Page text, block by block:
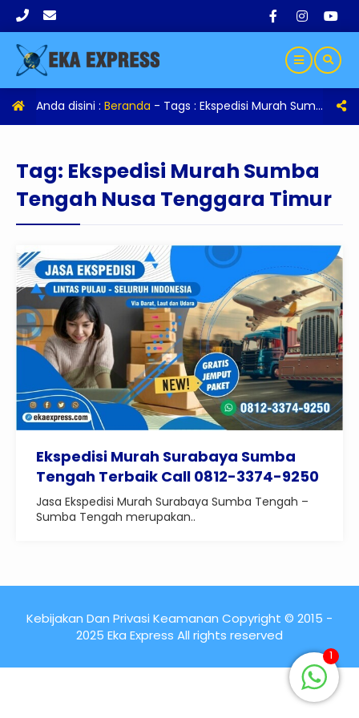
Anda disini : Beranda - Tags : Ekspedisi Murah Sumba Tengah Nusa Tenggara Timur
Tag: Ekspedisi Murah Sumba
Tengah Nusa Tenggara Timur
Ekspedisi Murah Surabaya Sumba
Tengah Terbaik Call 0812-3374-9250
Jasa Ekspedisi Murah Surabaya Sumba Tengah –
Sumba Tengah merupakan..
Kebijakan Dan Privasi Keamanan Copyright © 2015 -
2025 Eka Express All rights reserved
1